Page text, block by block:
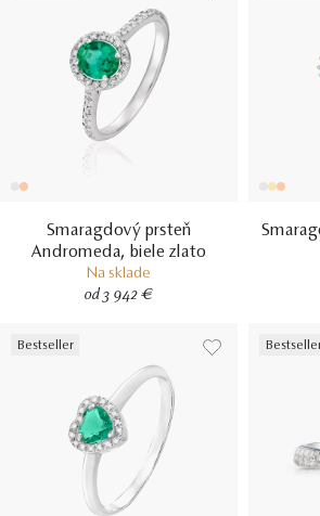
Smaragdový prsteň
Andromeda, biele zlato
Na sklade
od 3 942 €
Bestseller